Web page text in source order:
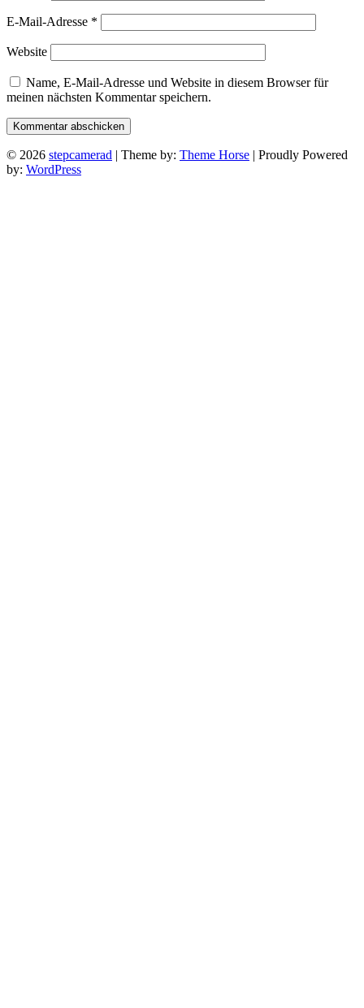
E-Mail-Adresse *
Website
Name, E-Mail-Adresse und Website in diesem Browser für
meinen nächsten Kommentar speichern.
© 2026 stepcamerad | Theme by: Theme Horse | Proudly Powered
by: WordPress